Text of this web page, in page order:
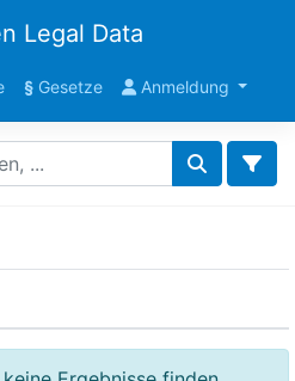
Legal Data
§Gesetze Anmeldung